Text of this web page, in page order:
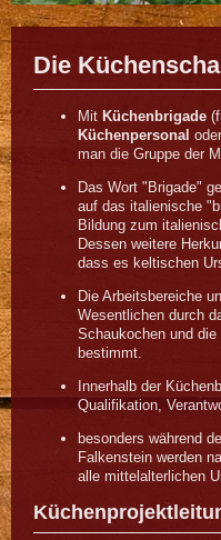
Die
Mit Küchenbrigade
Küchenpersonal
man die Gruppe der
Das Wort "Brigade"
auf das italienische
Bildung zum
Dessen weitere
dass es keltischen
Die Arbeitsbereiche
Wesentlichen durch
Schaukochen und
bestimmt.
Innerhalb der
Qualifikation,
besonders während
Falkenstein werden
alle mittelalterlichen